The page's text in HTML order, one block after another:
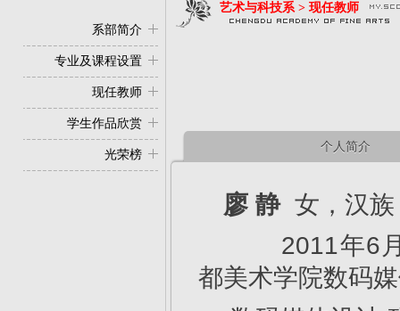
系部简介
专业及课程设置
现任教师
学生作品欣赏
光荣榜
艺术与科技系 > 现任教师
个人简介
廖 静女，汉
2011年6月
都美术学院数码